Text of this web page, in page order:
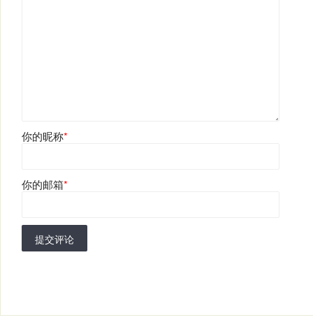
你的昵称*
你的邮箱*
提交评论